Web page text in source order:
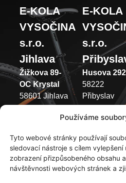
Používáme
Tyto webové stránky používají
sledovací nástroje s cílem
zobrazení přizpůsobeného obsahu
návštěvnosti webových stránek a
E-KOLA
VYSOČINA
s.r.o.
Jihlava
Žižkova 89-
OC Krystal
58601 Jihlava
(+420) 733 371
Pondělí –
Pátek 9:00 –
12:00 | 13:00
E-KOLA
s.r.o.
Husova 292
58222
Přibyslav
(+420) 737
Pondělí –
Pátek 9:00 –
12:00 |